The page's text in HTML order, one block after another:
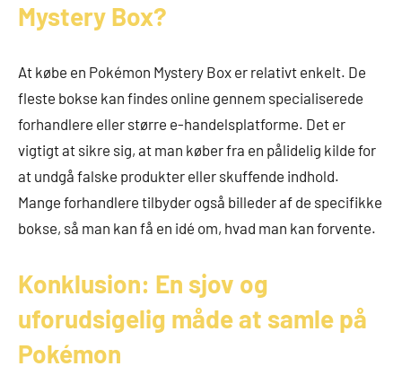
Mystery Box?
At købe en Pokémon Mystery Box er relativt enkelt. De
fleste bokse kan findes online gennem specialiserede
forhandlere eller større e-handelsplatforme. Det er
vigtigt at sikre sig, at man køber fra en pålidelig kilde for
at undgå falske produkter eller skuffende indhold.
Mange forhandlere tilbyder også billeder af de specifikke
bokse, så man kan få en idé om, hvad man kan forvente.
Konklusion: En sjov og
uforudsigelig måde at samle på
Pokémon